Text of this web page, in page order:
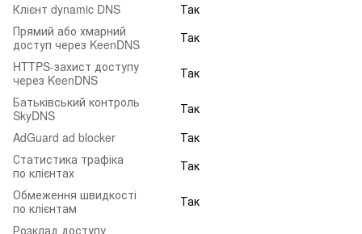
Клієнт dynamic DNS
Так
Прямий або хмарний
доступ через KeenDNS
Так
HTTPS-захист доступу
через KeenDNS
Так
Батьківський контроль
SkyDNS
Так
AdGuard ad blocker
Так
Статистика трафіка
по клієнтах
Так
Обмеження швидкості
по клієнтам
Так
Розклад доступу